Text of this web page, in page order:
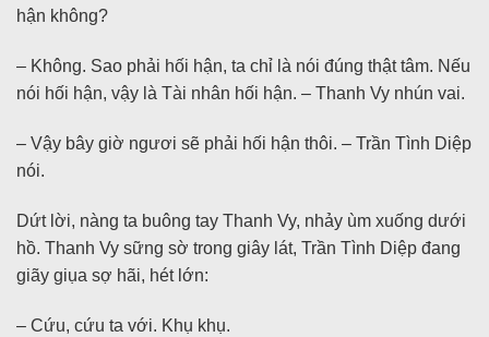
hận không?
– Không. Sao phải hối hận, ta chỉ là nói đúng thật tâm. Nếu
nói hối hận, vậy là Tài nhân hối hận. – Thanh Vy nhún vai.
– Vậy bây giờ ngươi sẽ phải hối hận thôi. – Trần Tình Diệp
nói.
Dứt lời, nàng ta buông tay Thanh Vy, nhảy ùm xuống dưới
hồ. Thanh Vy sững sờ trong giây lát, Trần Tình Diệp đang
giãy giụa sợ hãi, hét lớn:
– Cứu, cứu ta với. Khụ khụ.